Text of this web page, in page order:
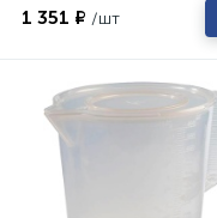
1 351 ₽ /шт